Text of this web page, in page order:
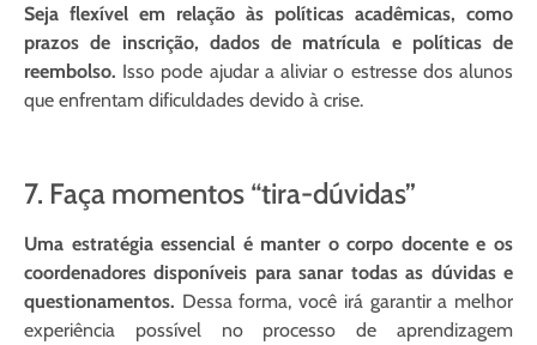
Seja flexível em relação às políticas acadêmicas, como
prazos de inscrição, dados de matrícula e políticas de
reembolso. Isso pode ajudar a aliviar o estresse dos alunos
que enfrentam dificuldades devido à crise.
7. Faça momentos “tira-dúvidas”
Uma estratégia essencial é manter o corpo docente e os
coordenadores disponíveis para sanar todas as dúvidas e
questionamentos. Dessa forma, você irá garantir a melhor
experiência possível no processo de aprendizagem